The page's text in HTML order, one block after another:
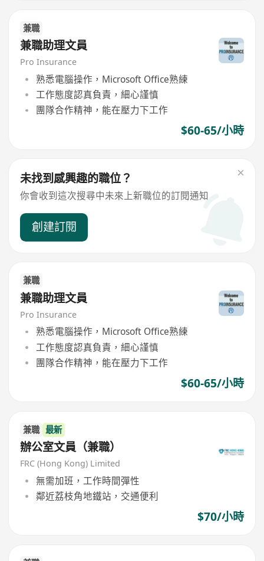
兼職
兼職助理文員
Pro Insurance
熟悉電腦操作，Microsoft Office熟練
工作態度認真負責，細心謹慎
團隊合作精神，能在壓力下工作
$60-65/小時
未找到感興趣的職位？
你會收到這次搜尋中未來上新職位的訂閱通知
創建訂閱
兼職
兼職助理文員
Pro Insurance
熟悉電腦操作，Microsoft Office熟練
工作態度認真負責，細心謹慎
團隊合作精神，能在壓力下工作
$60-65/小時
兼職 最新
辦公室文員（兼職）
FRC (Hong Kong) Limited
無需加班，工作時間彈性
鄰近荔枝角地鐵站，交通便利
$70/小時